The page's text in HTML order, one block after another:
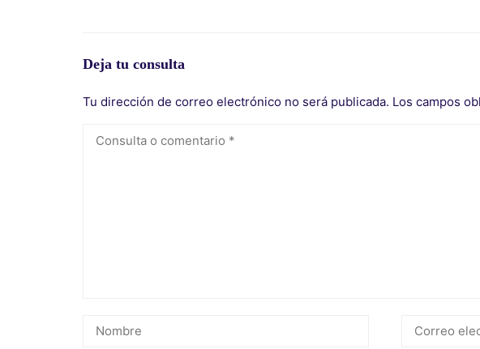
Deja tu consulta
Tu dirección de correo electrónico no será publicada. Los campos